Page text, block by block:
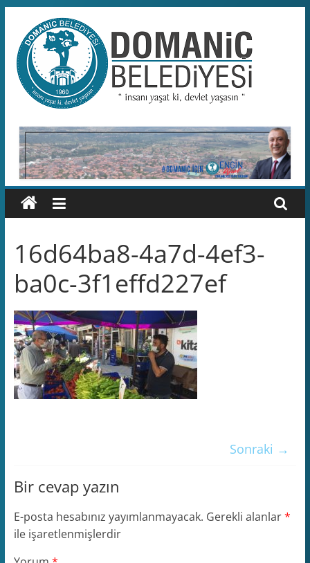
content
Domaniç
Belediyesi
T.C.
DOMANİÇ
BELEDİYESİ
RESMİ
WEB
16d64ba8-4a7d-4ef3-
ba0c-3f1effd227ef
Sonraki →
Bir cevap yazın
E-posta hesabınız yayımlanmayacak. Gerekli alanlar*
ile işaretlenmişlerdir